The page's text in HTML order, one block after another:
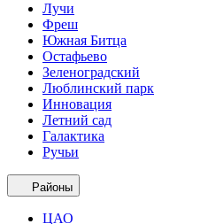
Лучи
Фреш
Южная Битца
Остафьево
Зеленоградский
Люблинский парк
Инновация
Летний сад
Галактика
Ручьи
Районы
ЦАО